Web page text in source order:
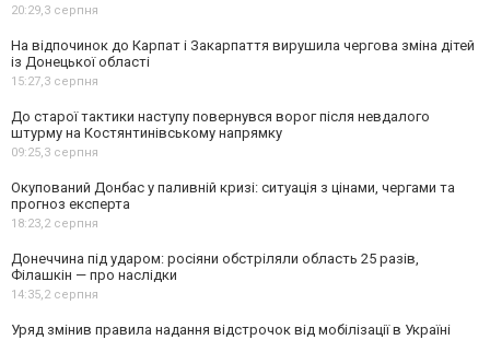
20:29,3 серпня
На відпочинок до Карпат і Закарпаття вирушила чергова зміна дітей
із Донецької області
15:27,3 серпня
До старої тактики наступу повернувся ворог після невдалого
штурму на Костянтинівському напрямку
09:25,3 серпня
Окупований Донбас у паливній кризі: ситуація з цінами, чергами та
прогноз експерта
18:23,2 серпня
Донеччина під ударом: росіяни обстріляли область 25 разів,
Філашкін — про наслідки
14:35,2 серпня
Уряд змінив правила надання відстрочок від мобілізації в Україні